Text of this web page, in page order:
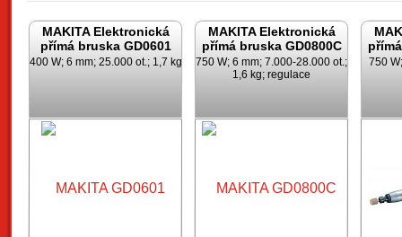
MAKITA Elektronická
přímá bruska GD0601
400 W; 6 mm; 25.000 ot.; 1,7 kg
MAKITA Elektronická
přímá bruska GD0800C
750 W; 6 mm; 7.000-28.000 ot.;
1,6 kg; regulace
750